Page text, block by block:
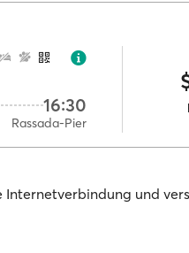
16:30
Rassada-Pier
und